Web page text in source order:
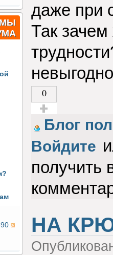
даже при
Так
0
Голос за!
Блог
Войдите
получить
НА